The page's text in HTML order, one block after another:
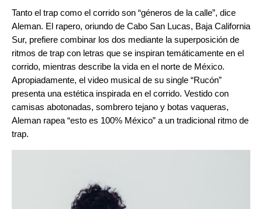
Tanto el trap como el corrido son “géneros de la calle”, dice
Aleman. El rapero, oriundo de Cabo San Lucas, Baja California
Sur, prefiere combinar los dos mediante la superposición de
ritmos de trap con letras que se inspiran temáticamente en el
corrido, mientras describe la vida en el norte de México.
Apropiadamente, el video musical de su single “Rucón”
presenta una estética inspirada en el corrido. Vestido con
camisas abotonadas, sombrero tejano y botas vaqueras,
Aleman rapea “esto es 100% México” a un tradicional ritmo de
trap.